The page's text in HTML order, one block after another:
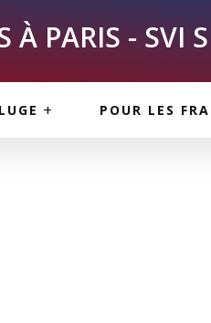
À PARIS - SVI
POUR LES
PARIS